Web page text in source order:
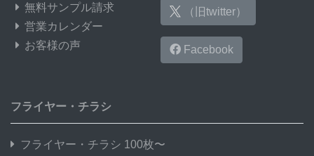
無料サンプル請求
営業カレンダー
お客様の声
（旧twitter）
Facebook
フライヤー・チラシ
フライヤー・チラシ 100枚〜